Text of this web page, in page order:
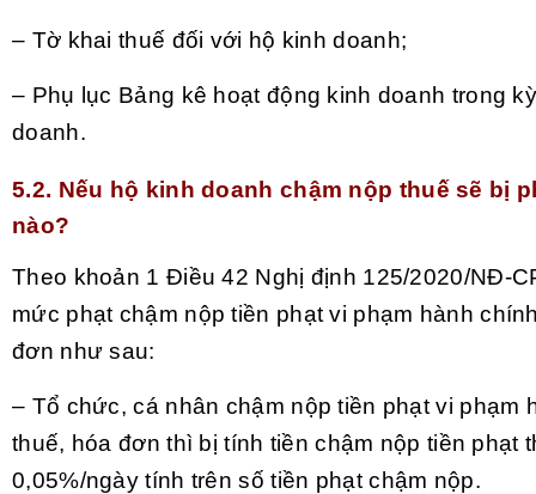
– Tờ khai thuế đối với hộ kinh doanh;
– Phụ lục Bảng kê hoạt động kinh doanh trong
doanh.
5.2. Nếu hộ kinh doanh chậm nộp thuế sẽ bị
nào?
Theo khoản 1 Điều 42 Nghị định 125/2020/NĐ-
mức phạt chậm nộp tiền phạt vi phạm hành
đơn như sau:
– Tổ chức, cá nhân chậm nộp tiền phạt vi phạm
thuế, hóa đơn thì bị tính tiền chậm nộp tiền phạt
0,05%/ngày tính trên số tiền phạt chậm nộp.